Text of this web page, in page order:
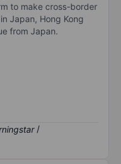
to make cross-border
Japan, Hong Kong
from Japan.
/